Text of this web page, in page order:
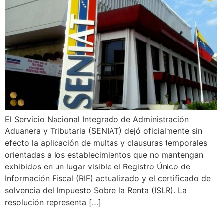
El Servicio Nacional Integrado de Administración
Aduanera y Tributaria (SENIAT) dejó oficialmente sin
efecto la aplicación de multas y clausuras temporales
orientadas a los establecimientos que no mantengan
exhibidos en un lugar visible el Registro Único de
Información Fiscal (RIF) actualizado y el certificado de
solvencia del Impuesto Sobre la Renta (ISLR). La
resolución representa […]